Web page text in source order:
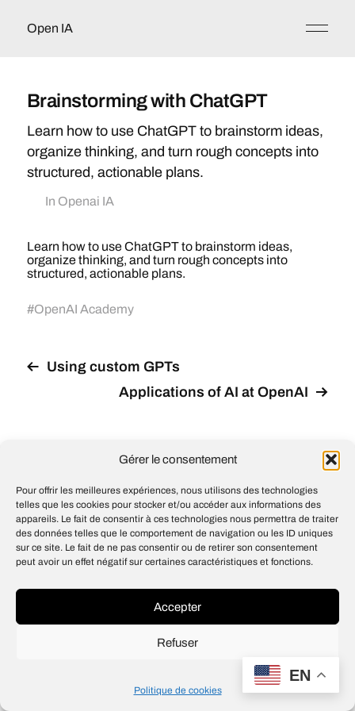
Gérer le consentement
Pour offrir les meilleures expériences, nous utilisons des technologies
telles que les cookies pour stocker et/ou accéder aux informations des
appareils. Le fait de consentir à ces technologies nous permettra de traiter
des données telles que le comportement de navigation ou les ID uniques
sur ce site. Le fait de ne pas consentir ou de retirer son consentement
peut avoir un effet négatif sur certaines caractéristiques et fonctions.
Accepter
Refuser
Politique de cookies
Open IA
Brainstorming with ChatGPT
Learn how to use ChatGPT to brainstorm ideas,
organize thinking, and turn rough concepts into
structured, actionable plans.
In Openai IA
Learn how to use ChatGPT to brainstorm ideas,
organize thinking, and turn rough concepts into
structured, actionable plans.
#OpenAI Academy
Using custom GPTs
Applications of AI at OpenAI
DesignJean-Louis Maso
EN